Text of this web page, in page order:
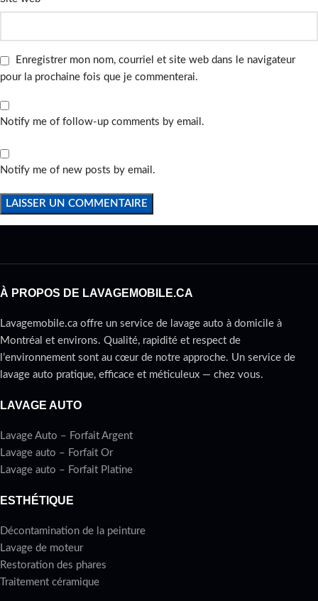
Enregistrer mon nom, courriel et site web dans le navigateur
pour la prochaine fois que je commenterai.
Notify me of follow-up comments by email.
Notify me of new posts by email.
À PROPOS DE LAVAGEMOBILE.CA
Lavagemobile.ca offre un service de lavage auto à domicile à
Montréal et environs. Qualité, rapidité et respect de
l’environnement sont au cœur de notre approche. Un service de
lavage auto pratique, efficace et méticuleux — chez vous.
LAVAGE AUTO
Lavage Auto – Forfait Argent
Lavage auto – Forfait Or
Lavage auto – Forfait Platine
ESTHÉTIQUE
Décontamination de la peinture
Lavage de moteur
Restoration des phares
Traitement céramique